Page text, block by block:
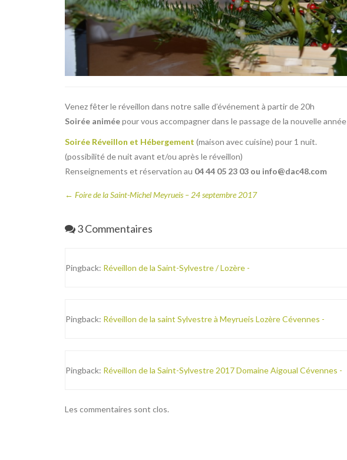
Venez fêter le réveillon dans notre salle d’événement à partir de 20h
Soirée animéepour vous accompagner dans le passage de la nouvelle année
Soirée Réveillon et Hébergement (maison avec cuisine) pour 1 nuit.
(possibilité de nuit avant et/ou après le réveillon)
Renseignements et réservation au 04 44 05 23 03 ou info@dac48.com
← Foire de la Saint-Michel Meyrueis – 24 septembre 2017
3 Commentaires
Pingback: Réveillon de la Saint-Sylvestre / Lozère -
Pingback: Réveillon de la saint Sylvestre à Meyrueis Lozère Cévennes -
Pingback: Réveillon de la Saint-Sylvestre 2017 Domaine Aigoual Cévennes -
Les commentaires sont clos.